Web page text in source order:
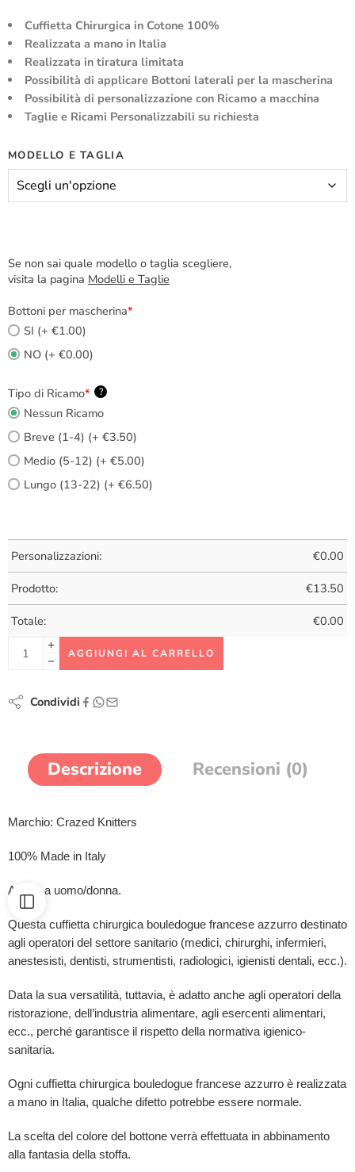
Cuffietta Chirurgica in Cotone 100%
Realizzata a mano in Italia
Realizzata in tiratura limitata
Possibilità di applicare Bottoni laterali per la mascherina
Possibilità di personalizzazione con Ricamo a macchina
Taglie e Ricami Personalizzabili su richiesta
MODELLO E TAGLIA
Se non sai quale modello o taglia scegliere,
visita la pagina Modelli e Taglie
Bottoni per mascherina*
SI (+ €1.00)
NO (+ €0.00)
Tipo di Ricamo* ?
Nessun Ricamo
Breve (1-4) (+ €3.50)
Medio (5-12) (+ €5.00)
Lungo (13-22) (+ €6.50)
Personalizzazioni: €0.00
Prodotto: €13.50
Totale: €0.00
AGGIUNGI AL CARRELLO
Condividi
Descrizione Recensioni (0)
Marchio: Crazed Knitters
100% Made in Italy
Adatta a uomo/donna.
Questa cuffietta chirurgica bouledogue francese azzurro destinato
agli operatori del settore sanitario (medici, chirurghi, infermieri,
anestesisti, dentisti, strumentisti, radiologici, igienisti dentali, ecc.).
Data la sua versatilità, tuttavia, è adatto anche agli operatori della
ristorazione, dell’industria alimentare, agli esercenti alimentari,
ecc., perché garantisce il rispetto della normativa igienico-
sanitaria.
Ogni cuffietta chirurgica bouledogue francese azzurro è realizzata
a mano in Italia, qualche difetto potrebbe essere normale.
La scelta del colore del bottone verrà effettuata in abbinamento
alla fantasia della stoffa.